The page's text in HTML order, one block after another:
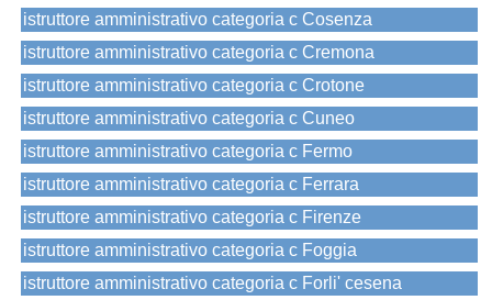
istruttore amministrativo categoria c Cosenza
istruttore amministrativo categoria c Cremona
istruttore amministrativo categoria c Crotone
istruttore amministrativo categoria c Cuneo
istruttore amministrativo categoria c Fermo
istruttore amministrativo categoria c Ferrara
istruttore amministrativo categoria c Firenze
istruttore amministrativo categoria c Foggia
istruttore amministrativo categoria c Forli' cesena